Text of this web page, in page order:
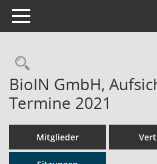
Toggle navigation
Rechercheauswahl
BioIN GmbH,
Termine 2021
Mitglieder